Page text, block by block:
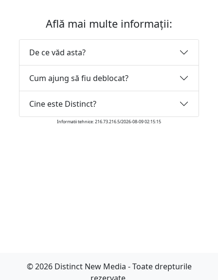
Află mai multe informații:
De ce văd asta?
Cum ajung să fiu deblocat?
Cine este Distinct?
Informatii tehnice: 216.73.216.5/2026-08-09 02:15:15
© 2026 Distinct New Media - Toate drepturile